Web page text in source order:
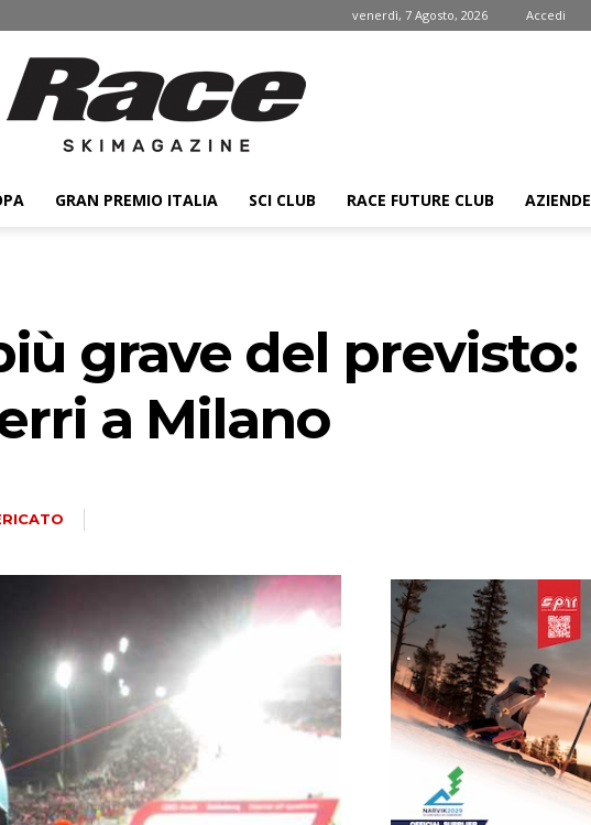
venerdì, 7 Agosto, 2026 Accedi
ski
GRAN PREMIO ITALIA SCI CLUB RACE FUTURE CLUB AZIENDE
grave del previsto:
a Milano